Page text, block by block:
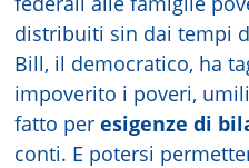
distribuiti sin dai tempi
Bill, il democratico, ha
impoverito i poveri,
fatto peresigenze di
conti. E potersi